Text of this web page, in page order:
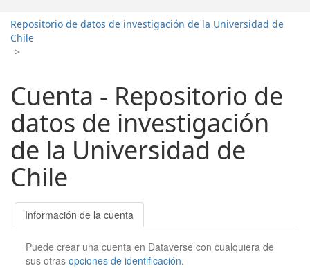
Repositorio de datos de investigación de la Universidad de
Chile
>
Cuenta - Repositorio de
datos de investigación
de la Universidad de
Chile
Información de la cuenta
Puede crear una cuenta en Dataverse con cualquiera de
sus otrasopciones de identificación.